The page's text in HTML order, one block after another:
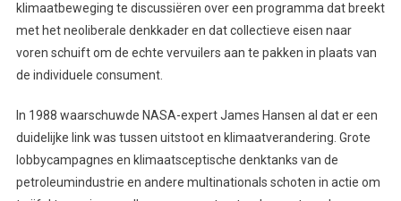
klimaatbeweging te discussiëren over een programma dat breekt
met het neoliberale denkkader en dat collectieve eisen naar
voren schuift om de echte vervuilers aan te pakken in plaats van
de individuele consument.
In 1988 waarschuwde NASA-expert James Hansen al dat er een
duidelijke link was tussen uitstoot en klimaatverandering. Grote
lobbycampagnes en klimaatsceptische denktanks van de
petroleumindustrie en andere multinationals schoten in actie om